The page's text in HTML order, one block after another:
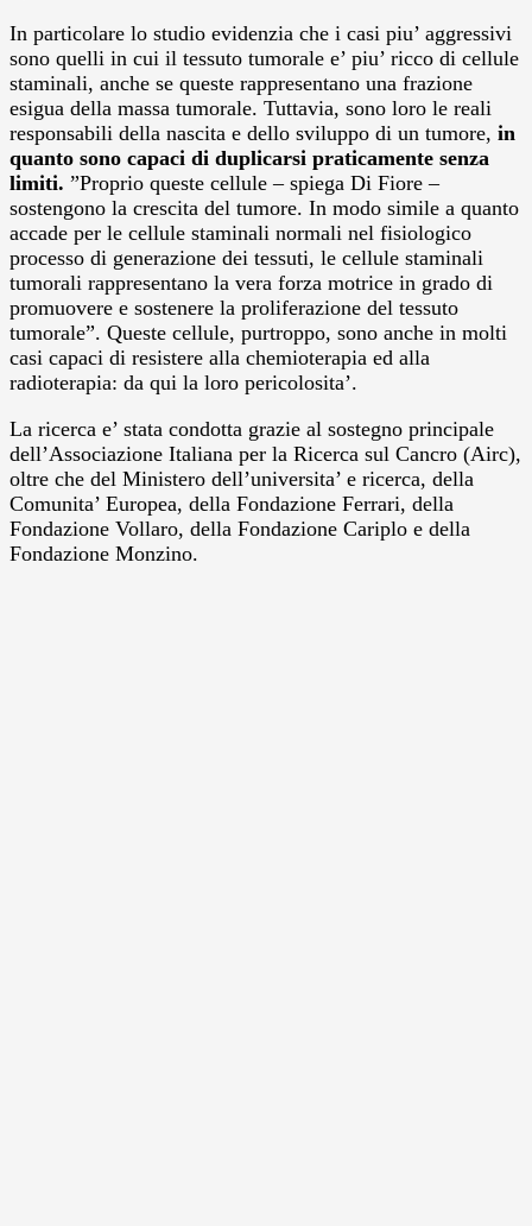
In particolare lo studio evidenzia che i casi piu’ aggressivi
sono quelli in cui il tessuto tumorale e’ piu’ ricco di cellule
staminali, anche se queste rappresentano una frazione
esigua della massa tumorale. Tuttavia, sono loro le reali
responsabili della nascita e dello sviluppo di un tumore, in
quanto sono capaci di duplicarsi praticamente senza
limiti. ”Proprio queste cellule – spiega Di Fiore –
sostengono la crescita del tumore. In modo simile a quanto
accade per le cellule staminali normali nel fisiologico
processo di generazione dei tessuti, le cellule staminali
tumorali rappresentano la vera forza motrice in grado di
promuovere e sostenere la proliferazione del tessuto
tumorale”. Queste cellule, purtroppo, sono anche in molti
casi capaci di resistere alla chemioterapia ed alla
radioterapia: da qui la loro pericolosita’.
La ricerca e’ stata condotta grazie al sostegno principale
dell’Associazione Italiana per la Ricerca sul Cancro (Airc),
oltre che del Ministero dell’universita’ e ricerca, della
Comunita’ Europea, della Fondazione Ferrari, della
Fondazione Vollaro, della Fondazione Cariplo e della
Fondazione Monzino.